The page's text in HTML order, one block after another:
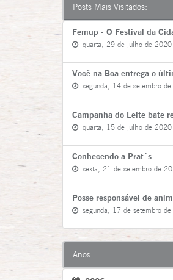
Posts Mais Visitados:
Femup - O Festival da
quarta, 29 de julho de 2020
Você na Boa entrega o
segunda, 14 de setembro
Campanha do Leite bate
quarta, 15 de julho de 2020
Conhecendo a Prat´s
sexta, 21 de setembro de
Posse responsável de
segunda, 17 de setembro
Anos: